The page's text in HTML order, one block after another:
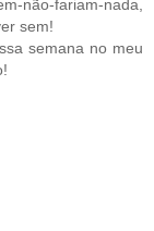
não-fariam-nada,
sem!
semana no meu